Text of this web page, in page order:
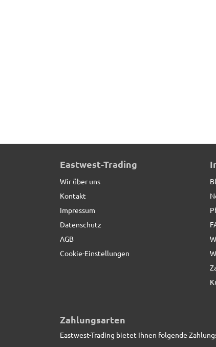
Rankhilfe MALAGA aus Cortenstahl, braun,
Eastwest-Trading
Wir über uns
Kontakt
Impressum
Datenschutz
AGB
Cookie-Einstellungen
Zahlungsarten
Eastwest-Trading bietet Ihnen folgende